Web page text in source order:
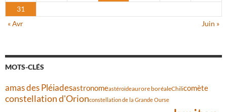
31
« Avr
Juin »
MOTS-CLÉS
amas des Pléiadesastronomeastéroïdeaurore boréaleChilicomète
constellation d'Orionconstellation de la Grande Ourse